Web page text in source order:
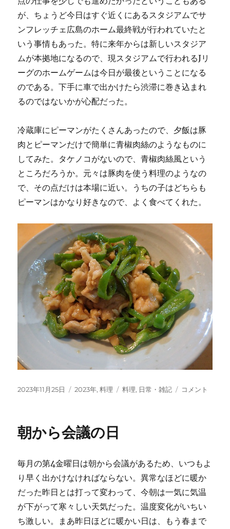
が、ちょうど今日はすぐ近くにあるスタジアムでサ
ンフレッチェ広島のホーム最終戦が行われていたと
いう事情もあった。特に来年からは新しいスタジア
ムが本拠地になるので、現スタジアムで行われるJリ
ーグのホームゲームは今日が最後ということになる
のである。下手に車で出かけたら渋滞に巻き込まれ
るのではないかが心配だった。
冷蔵庫にピーマンがたくさんあったので、夕飯は豚
肉とピーマンだけで簡単に青椒肉絲のようなものに
してみた。タケノコがないので、青椒肉絲風という
ところだろうか。元々は豚肉を使う料理のようなの
で、その点だけは本場に近い。うちの子はどちらも
ピーマンはかなり好きなので、よく食べてくれた。
投
2023年11月25日
カ
ー
2023年,料理
タ
料理, 日常・雑記
青
く
る
コメント
朝から会議の日
毎月の第4金曜日は朝から会議があるため、いつもよ
り早く出かけなければならない。異常なほどに暖か
だった昨日とは打って変わって、今朝は一気に気温
が下がって寒々しい天気だった。温度変化がいちい
ち激しい。まあ昨日ほどに暖かい日は、もう春まで